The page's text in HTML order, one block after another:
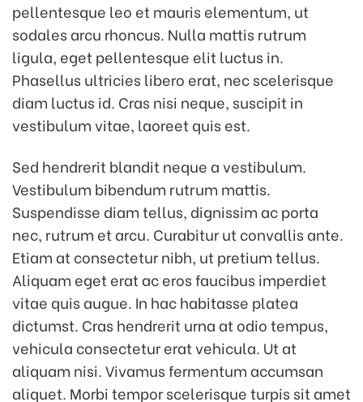
pellentesque leo et mauris elementum, ut
sodales arcu rhoncus. Nulla mattis rutrum
ligula, eget pellentesque elit luctus in.
Phasellus ultricies libero erat, nec scelerisque
diam luctus id. Cras nisi neque, suscipit in
vestibulum vitae, laoreet quis est.
Sed hendrerit blandit neque a vestibulum.
Vestibulum bibendum rutrum mattis.
Suspendisse diam tellus, dignissim ac porta
nec, rutrum et arcu. Curabitur ut convallis ante.
Etiam at consectetur nibh, ut pretium tellus.
Aliquam eget erat ac eros faucibus imperdiet
vitae quis augue. In hac habitasse platea
dictumst. Cras hendrerit urna at odio tempus,
vehicula consectetur erat vehicula. Ut at
aliquam nisi. Vivamus fermentum accumsan
aliquet. Morbi tempor scelerisque turpis sit amet